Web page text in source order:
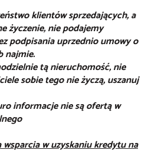
klientów sprzedających, a
życzenie, nie podajemy
podpisania uprzednio umowy o
najmie.
tą nieruchomość, nie
sobie tego nie życzą, uszanuj
informacje nie są ofertą w
w uzyskaniu kredytu na